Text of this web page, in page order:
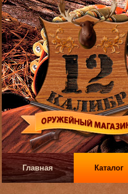
Главная Каталог